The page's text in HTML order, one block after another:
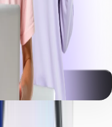
работы